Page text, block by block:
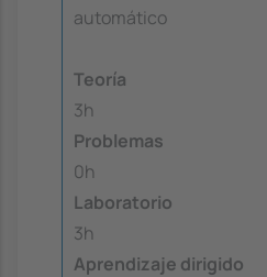
automático
Teoría
3h
Problemas
0h
Laboratorio
3h
Aprendizaje dirigido